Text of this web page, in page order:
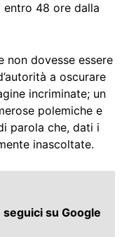
entro 48 ore dalla
non dovesse essere
a oscurare
incriminate; un
polemiche e
parola che, dati i
inascoltate.
seguici su Google